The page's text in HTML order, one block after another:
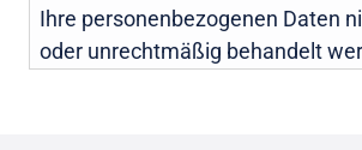
Ihre personenbezogenen Daten
oder unrechtmäßig behandelt